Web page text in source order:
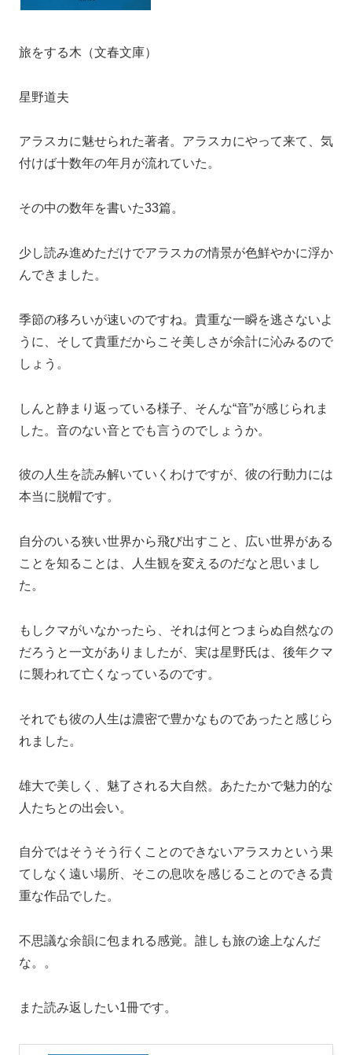
旅をする木（文春文庫）
星野道夫
アラスカに魅せられた著者。アラスカにやって来て、気
付けば十数年の年月が流れていた。
その中の数年を書いた33篇。
少し読み進めただけでアラスカの情景が色鮮やかに浮か
んできました。
季節の移ろいが速いのですね。貴重な一瞬を逃さないよ
うに、そして貴重だからこそ美しさが余計に沁みるので
しょう。
しんと静まり返っている様子、そんな“音”が感じられま
した。音のない音とでも言うのでしょうか。
彼の人生を読み解いていくわけですが、彼の行動力には
本当に脱帽です。
自分のいる狭い世界から飛び出すこと、広い世界がある
ことを知ることは、人生観を変えるのだなと思いまし
た。
もしクマがいなかったら、それは何とつまらぬ自然なの
だろうと一文がありましたが、実は星野氏は、後年クマ
に襲われて亡くなっているのです。
それでも彼の人生は濃密で豊かなものであったと感じら
れました。
雄大で美しく、魅了される大自然。あたたかで魅力的な
人たちとの出会い。
自分ではそうそう行くことのできないアラスカという果
てしなく遠い場所、そこの息吹を感じることのできる貴
重な作品でした。
不思議な余韻に包まれる感覚。誰しも旅の途上なんだ
な。。
また読み返したい1冊です。